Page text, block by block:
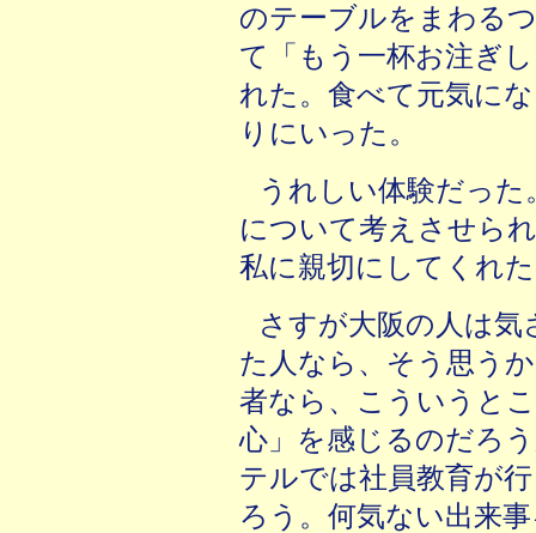
のテーブルをまわる
て「もう一杯お注ぎ
れた。食べて元気に
りにいった。
うれしい体験だっ
について考えさせら
私に親切にしてくれ
さすが大阪の人は
た人なら、そう思う
者なら、こういうと
心」を感じるのだろ
テルでは社員教育が
ろう。何気ない出来